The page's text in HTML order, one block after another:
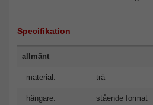
Specifikation
allmänt
material: trä
hängare: stående format